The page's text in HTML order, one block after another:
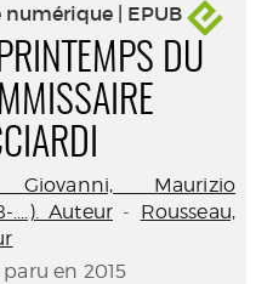
numérique | EPUB
DU
Maurizio
....). Auteur - Rousseau,
en 2015